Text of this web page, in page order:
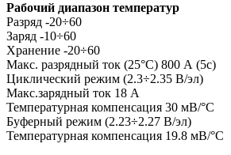
Рабочий диапазон температур
Разряд -20÷60
Заряд -10÷60
Хранение -20÷60
Макс. разрядный ток (25°С) 800 А (5с)
Циклический режим (2.3÷2.35 В/эл)
Макс.зарядный ток 18 А
Температурная компенсация 30 мВ/°С
Буферный режим (2.23÷2.27 В/эл)
Температурная компенсация 19.8 мВ/°С